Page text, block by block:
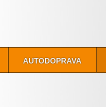
autodoprava